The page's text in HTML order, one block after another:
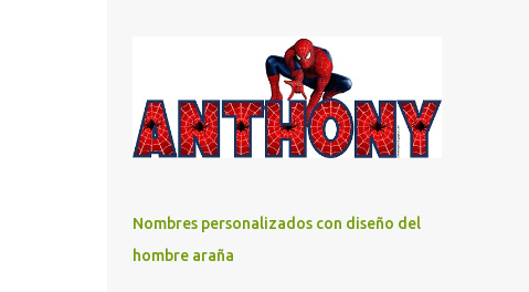
de un lugar propio que utilizamos todos los
días y por ende debemos tratar de que éste
sea un lugar muy agradable y cómodo y
también para nuestra vista. Te mostramos
algunas sugerencias que pueden brindar la
dormitorio. El color naranja es una buena
opción para recibir esa luz y felicidad que
todo ser humano necesita. El color blanco es
Nombres personalizados con diseño del
hombre araña